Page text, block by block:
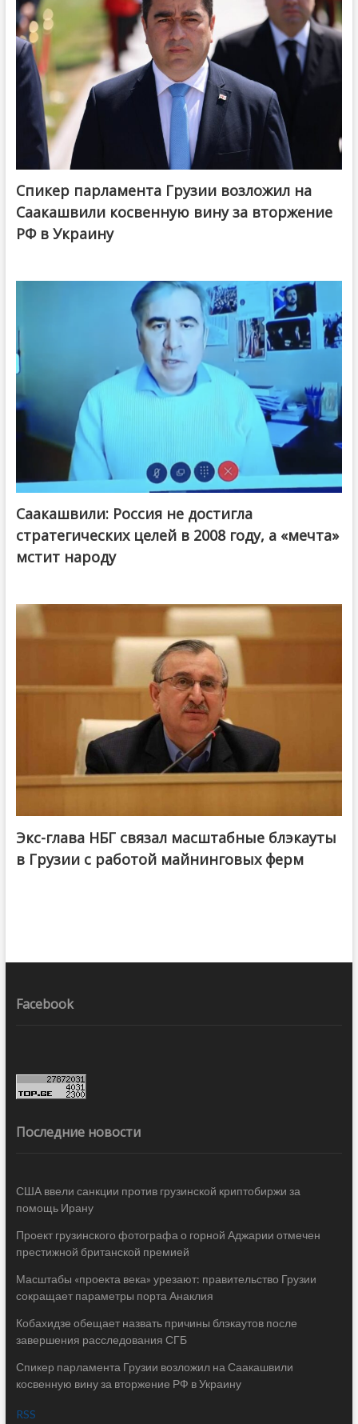
Спикер парламента Грузии возложил на
Саакашвили косвенную вину за вторжение
РФ в Украину
Саакашвили: Россия не достигла
стратегических целей в 2008 году, а «мечта»
мстит народу
Экс-глава НБГ связал масштабные блэкауты
в Грузии с работой майнинговых ферм
Facebook
Последние новости
США ввели санкции против грузинской криптобиржи за
помощь Ирану
Проект грузинского фотографа о горной Аджарии отмечен
престижной британской премией
Масштабы «проекта века» урезают: правительство Грузии
сокращает параметры порта Анаклия
Кобахидзе обещает назвать причины блэкаутов после
завершения расследования СГБ
Спикер парламента Грузии возложил на Саакашвили
косвенную вину за вторжение РФ в Украину
RSS